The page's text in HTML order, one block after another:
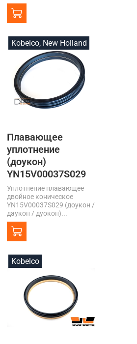
Kobelco, New Holland
Плавающее
уплотнение
(доукон)
YN15V00037S029
Уплотнение плавающее
двойное коническое
YN15V00037S029 (доукон /
даукон / дуокон)...
Kobelco